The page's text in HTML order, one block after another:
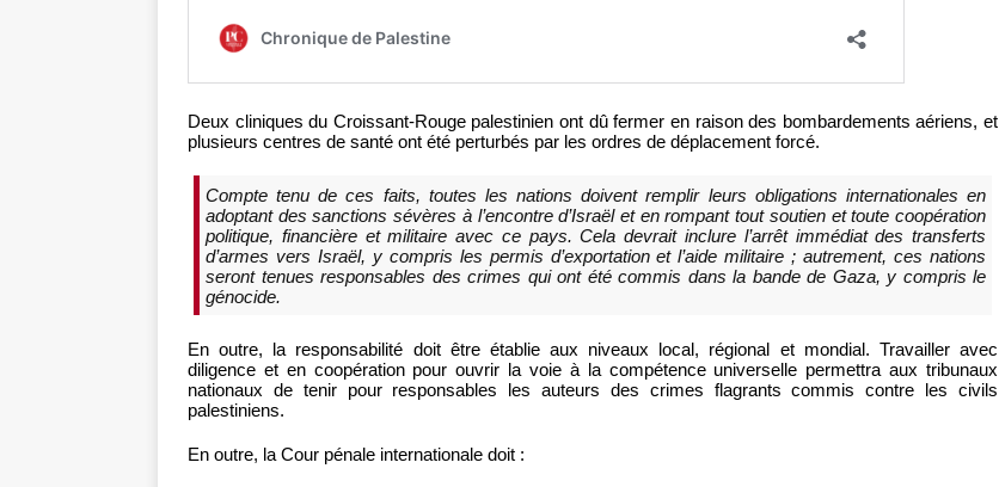
Deux cliniques du Croissant-Rouge palestinien ont dû fermer en raison des bombardements aériens, et
plusieurs centres de santé ont été perturbés par les ordres de déplacement forcé.
Compte tenu de ces faits, toutes les nations doivent remplir leurs obligations internationales en
adoptant des sanctions sévères à l’encontre d’Israël et en rompant tout soutien et toute coopération
politique, financière et militaire avec ce pays. Cela devrait inclure l’arrêt immédiat des transferts
d’armes vers Israël, y compris les permis d’exportation et l’aide militaire ; autrement, ces nations
seront tenues responsables des crimes qui ont été commis dans la bande de Gaza, y compris le
génocide.
En outre, la responsabilité doit être établie aux niveaux local, régional et mondial. Travailler avec
diligence et en coopération pour ouvrir la voie à la compétence universelle permettra aux tribunaux
nationaux de tenir pour responsables les auteurs des crimes flagrants commis contre les civils
palestiniens.
En outre, la Cour pénale internationale doit :